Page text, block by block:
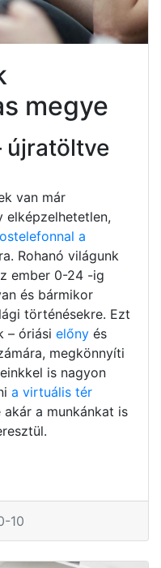
megye
újratöltve
van már
elképzelhetetlen,
a
Rohanó világunk
ember 0-24 -ig
és bármikor
történésekre. Ezt
– óriási előny és
megkönnyíti
is nagyon
a virtuális tér
a munkánkat is
10